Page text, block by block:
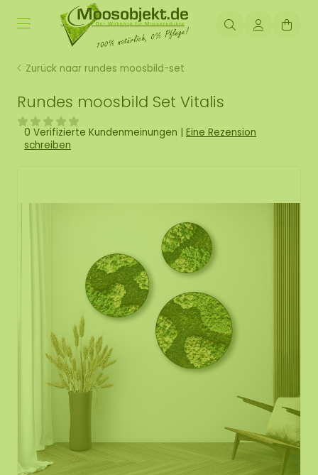
Zurück naar rundes moosbild-set
Rundes moosbild Set Vitalis
0 Verifizierte Kundenmeinungen | Eine Rezension
schreiben